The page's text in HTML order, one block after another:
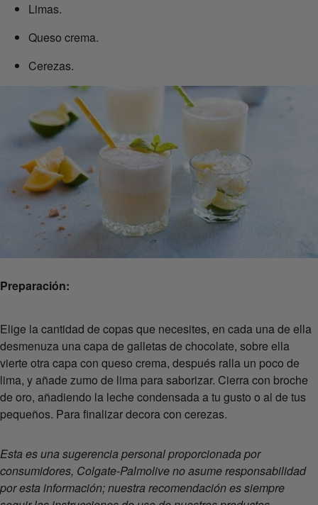
Limas.
Queso crema.
Cerezas.
Preparación:
Elige la cantidad de copas que necesites, en cada una de ella
desmenuza una capa de galletas de chocolate, sobre ella
vierte otra capa con queso crema, después ralla un poco de
lima, y añade zumo de lima para saborizar. Cierra con broche
de oro, añadiendo la leche condensada a tu gusto o al de tus
pequeños. Para finalizar decora con cerezas.
Esta es una sugerencia personal proporcionada por
consumidores, Colgate-Palmolive no asume responsabilidad
por esta información; nuestra recomendación es siempre